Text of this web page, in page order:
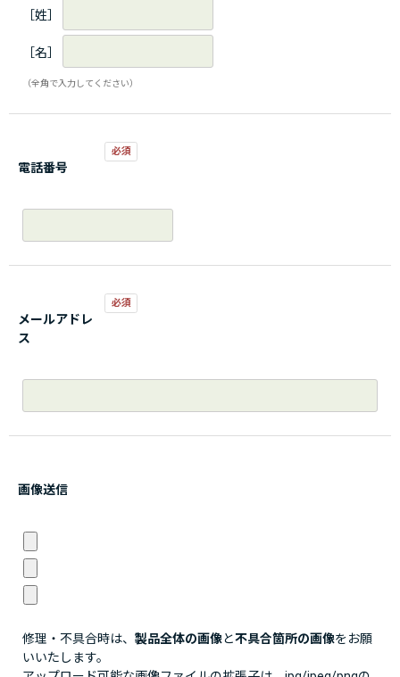
［姓］
［名］
（全角で入力してください）
電話番号
メールアドレ
ス
画像送信
修理・不具合時は、 製品全体の画像と不具合箇所の画像をお願
いいたします。